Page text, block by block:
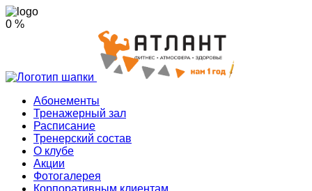
0 %
Абонементы
Тренажерный зал
Расписание
Тренерский состав
О клубе
Акции
Фотогалерея
Корпоративным клиентам